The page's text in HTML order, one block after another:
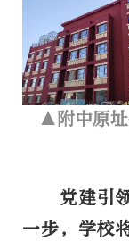
▲附中原址
党建引
一步，学校